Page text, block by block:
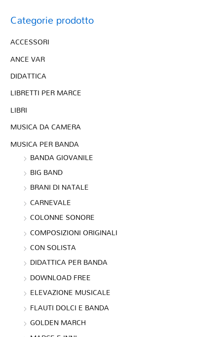
Categorie prodotto
ACCESSORI
ANCE VAR
DIDATTICA
LIBRETTI PER MARCE
LIBRI
MUSICA DA CAMERA
MUSICA PER BANDA
BANDA GIOVANILE
BIG BAND
BRANI DI NATALE
CARNEVALE
COLONNE SONORE
COMPOSIZIONI ORIGINALI
CON SOLISTA
DIDATTICA PER BANDA
DOWNLOAD FREE
ELEVAZIONE MUSICALE
FLAUTI DOLCI E BANDA
GOLDEN MARCH